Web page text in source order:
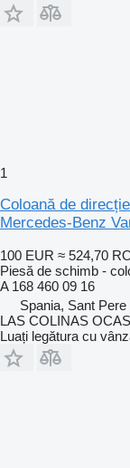
1
Coloană de
Mercedes-Benz
100 EUR ≈ 524,70
Piesă de schimb -
A 168 460 09 16
Spania, Sant
LAS COLINAS
Luați legătura cu